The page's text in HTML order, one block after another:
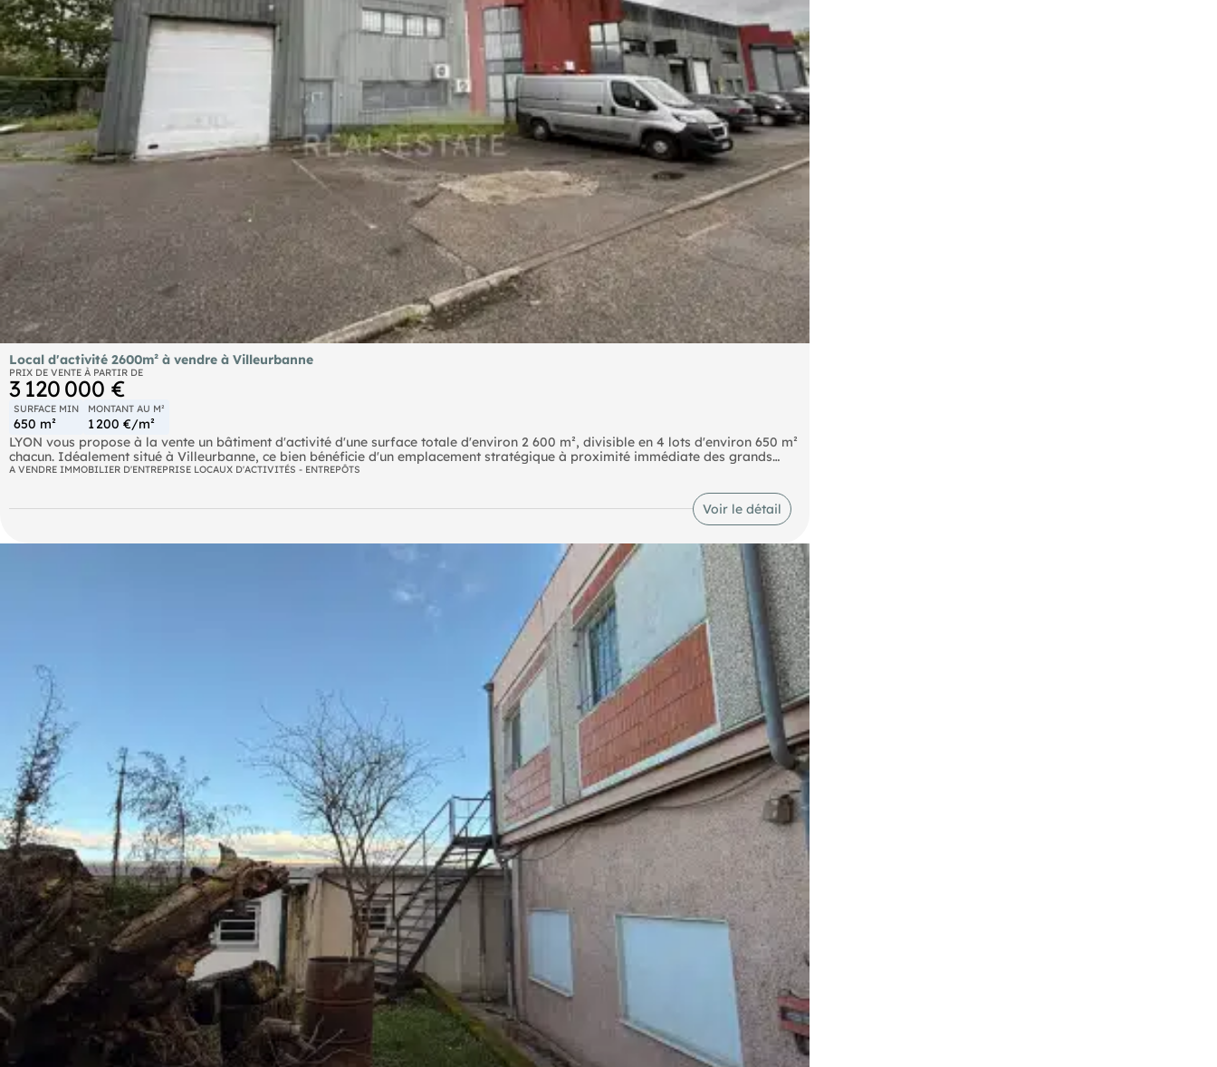
Local d'activité 2600m² à vendre à Villeurbanne
PRIX DE VENTE À PARTIR DE
3 120 000 €
SURFACE MIN
650 m²
MONTANT AU M²
1 200 €/m²
LYON vous propose à la vente un bâtiment d'activité d'une surface totale d'environ 2 600 m², divisible en 4 lots d'environ 650 m²
chacun. Idéalement situé à Villeurbanne, ce bien bénéficie d'un emplacement stratégique à proximité immédiate des grands
axes routiers et des principaux pôles économiques de l'agglomération lyonnaise. Les surfaces sont parfaitement adaptées à
utilisateurs. Ce site offre une belle flexibilité grâce à sa divisibilité, permettant d'accueillir différents profils d'entreprises.
A VENDRE IMMOBILIER D'ENTREPRISE LOCAUX D'ACTIVITÉS - ENTREPÔTS
Voir le détail